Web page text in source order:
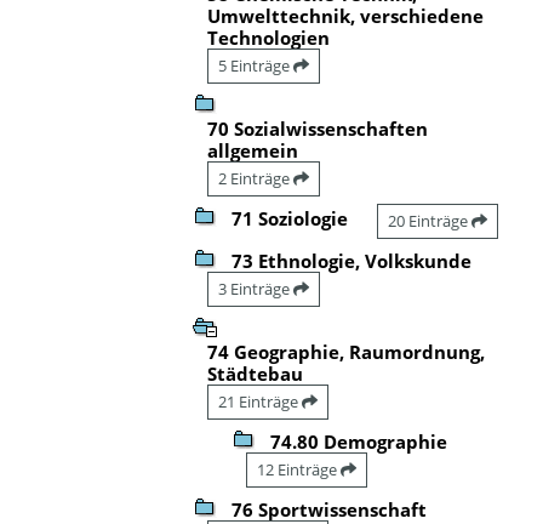
Umwelttechnik, verschiedene
Technologien
5 Einträge
70 Sozialwissenschaften
allgemein
2 Einträge
71 Soziologie 20 Einträge
73 Ethnologie, Volkskunde
3 Einträge
74 Geographie, Raumordnung,
Städtebau
21 Einträge
74.80 Demographie
12 Einträge
76 Sportwissenschaft